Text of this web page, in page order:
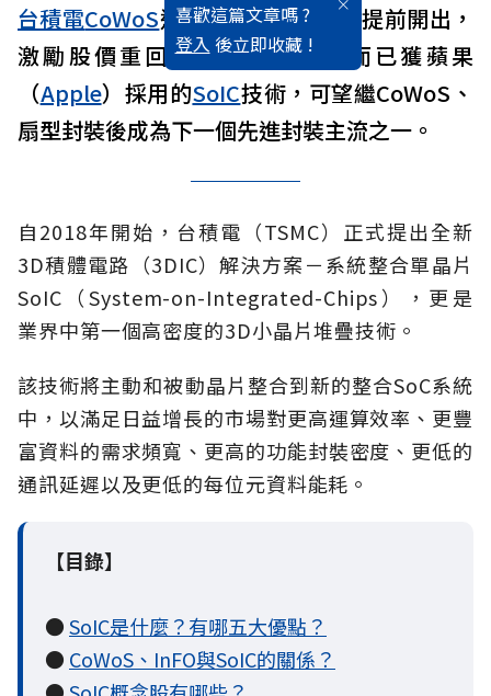
喜歡這篇文章嗎 ?
登入 後立即收藏 !
台積電CoWoS進度超前，產能可望提前開出，
激勵股價重回千元大關之上，而已獲蘋果
（Apple）採用的SoIC技術，可望繼CoWoS、
扇型封裝後成為下一個先進封裝主流之一。
自2018年開始，台積電（TSMC）正式提出全新
3D積體電路（3DIC）解決方案－系統整合單晶片
SoIC（System-on-Integrated-Chips），更是
業界中第一個高密度的3D小晶片堆疊技術。
該技術將主動和被動晶片整合到新的整合SoC系統
中，以滿足日益增長的市場對更高運算效率、更豐
富資料的需求頻寬、更高的功能封裝密度、更低的
通訊延遲以及更低的每位元資料能耗。
【目錄】
●SoIC是什麼？有哪五大優點？
● CoWoS、InFO與SoIC的關係？